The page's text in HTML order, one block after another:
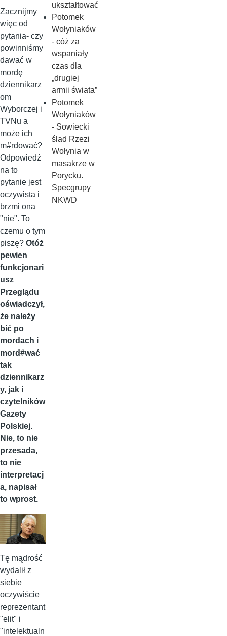
Zacznijmy
więc od
pytania- czy
powinniśmy
dawać w
mordę
dziennikarz
om
Wyborczej i
TVNu a
może ich
m#rdować?
Odpowiedź
na to
pytanie jest
oczywista i
brzmi ona
"nie". To
czemu o tym
piszę? Otóż
pewien
funkcjonari
usz
Przeglądu
oświadczył,
że należy
bić po
mordach i
mord#wać
tak
dziennikarz
y, jak i
czytelników
Gazety
Polskiej.
Nie, to nie
przesada,
to nie
interpretacj
a, napisał
to wprost.
Tę mądrość
wydalił z
siebie
oczywiście
reprezentant
"elit" i
"intelektualn
ukształtować
Potomek
Wołyniaków
- cóż za
wspaniały
czas dla
„drugiej
armii świata”
Potomek
Wołyniaków
- Sowiecki
ślad Rzezi
Wołynia w
masakrze w
Porycku.
Specgrupy
NKWD